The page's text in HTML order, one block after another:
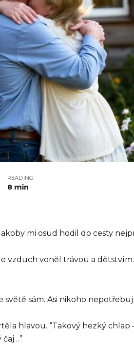
READING
8 min
mi osud hodil do cesty
vzduch voněl trávou a
světě sám. Asi nikoho
hlavou. “Takový hezký
čaj…”